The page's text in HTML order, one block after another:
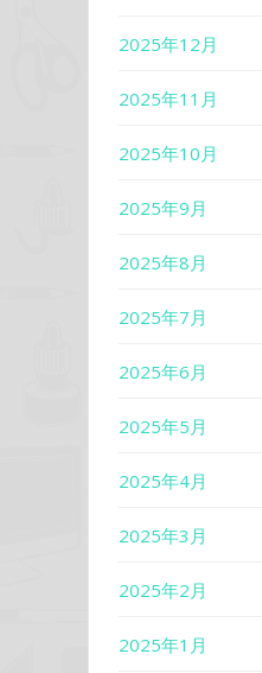
2025年12月
2025年11月
2025年10月
2025年9月
2025年8月
2025年7月
2025年6月
2025年5月
2025年4月
2025年3月
2025年2月
2025年1月